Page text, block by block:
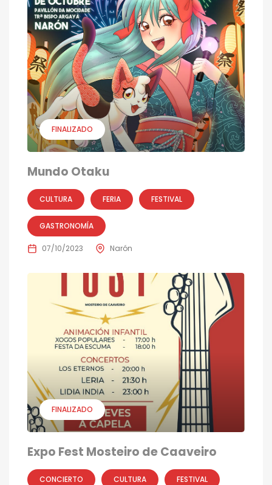
FINALIZADO
Mundo Otaku
CULTURA FERIA FESTIVAL
GASTRONOMÍA
07/10/2023 Narón
FINALIZADO
Expo Fest Mosteiro de Caaveiro
CONCIERTO CULTURA FESTIVAL